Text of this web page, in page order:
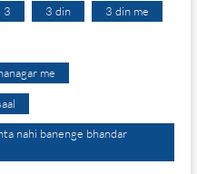
3 3 din 3 din me
me
nahi banenge bhandar